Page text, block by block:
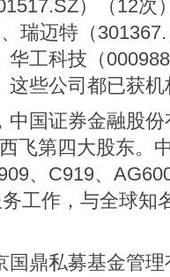
）（12次
瑞迈特（
华工科技（
这些公司都已获机
中国证券金融股
飞第四大股东。
、C919、
工作，与全球知
国鼎私募基金管